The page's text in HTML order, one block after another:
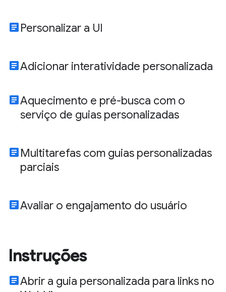
article Personalizar a UI
articleAdicionar interatividade personalizada
articleAquecimento e pré-busca com o
serviço de guias personalizadas
article Multitarefas com guias personalizadas
parciais
articleAvaliar o engajamento do usuário
Instruções
articleAbrir a guia personalizada para links no